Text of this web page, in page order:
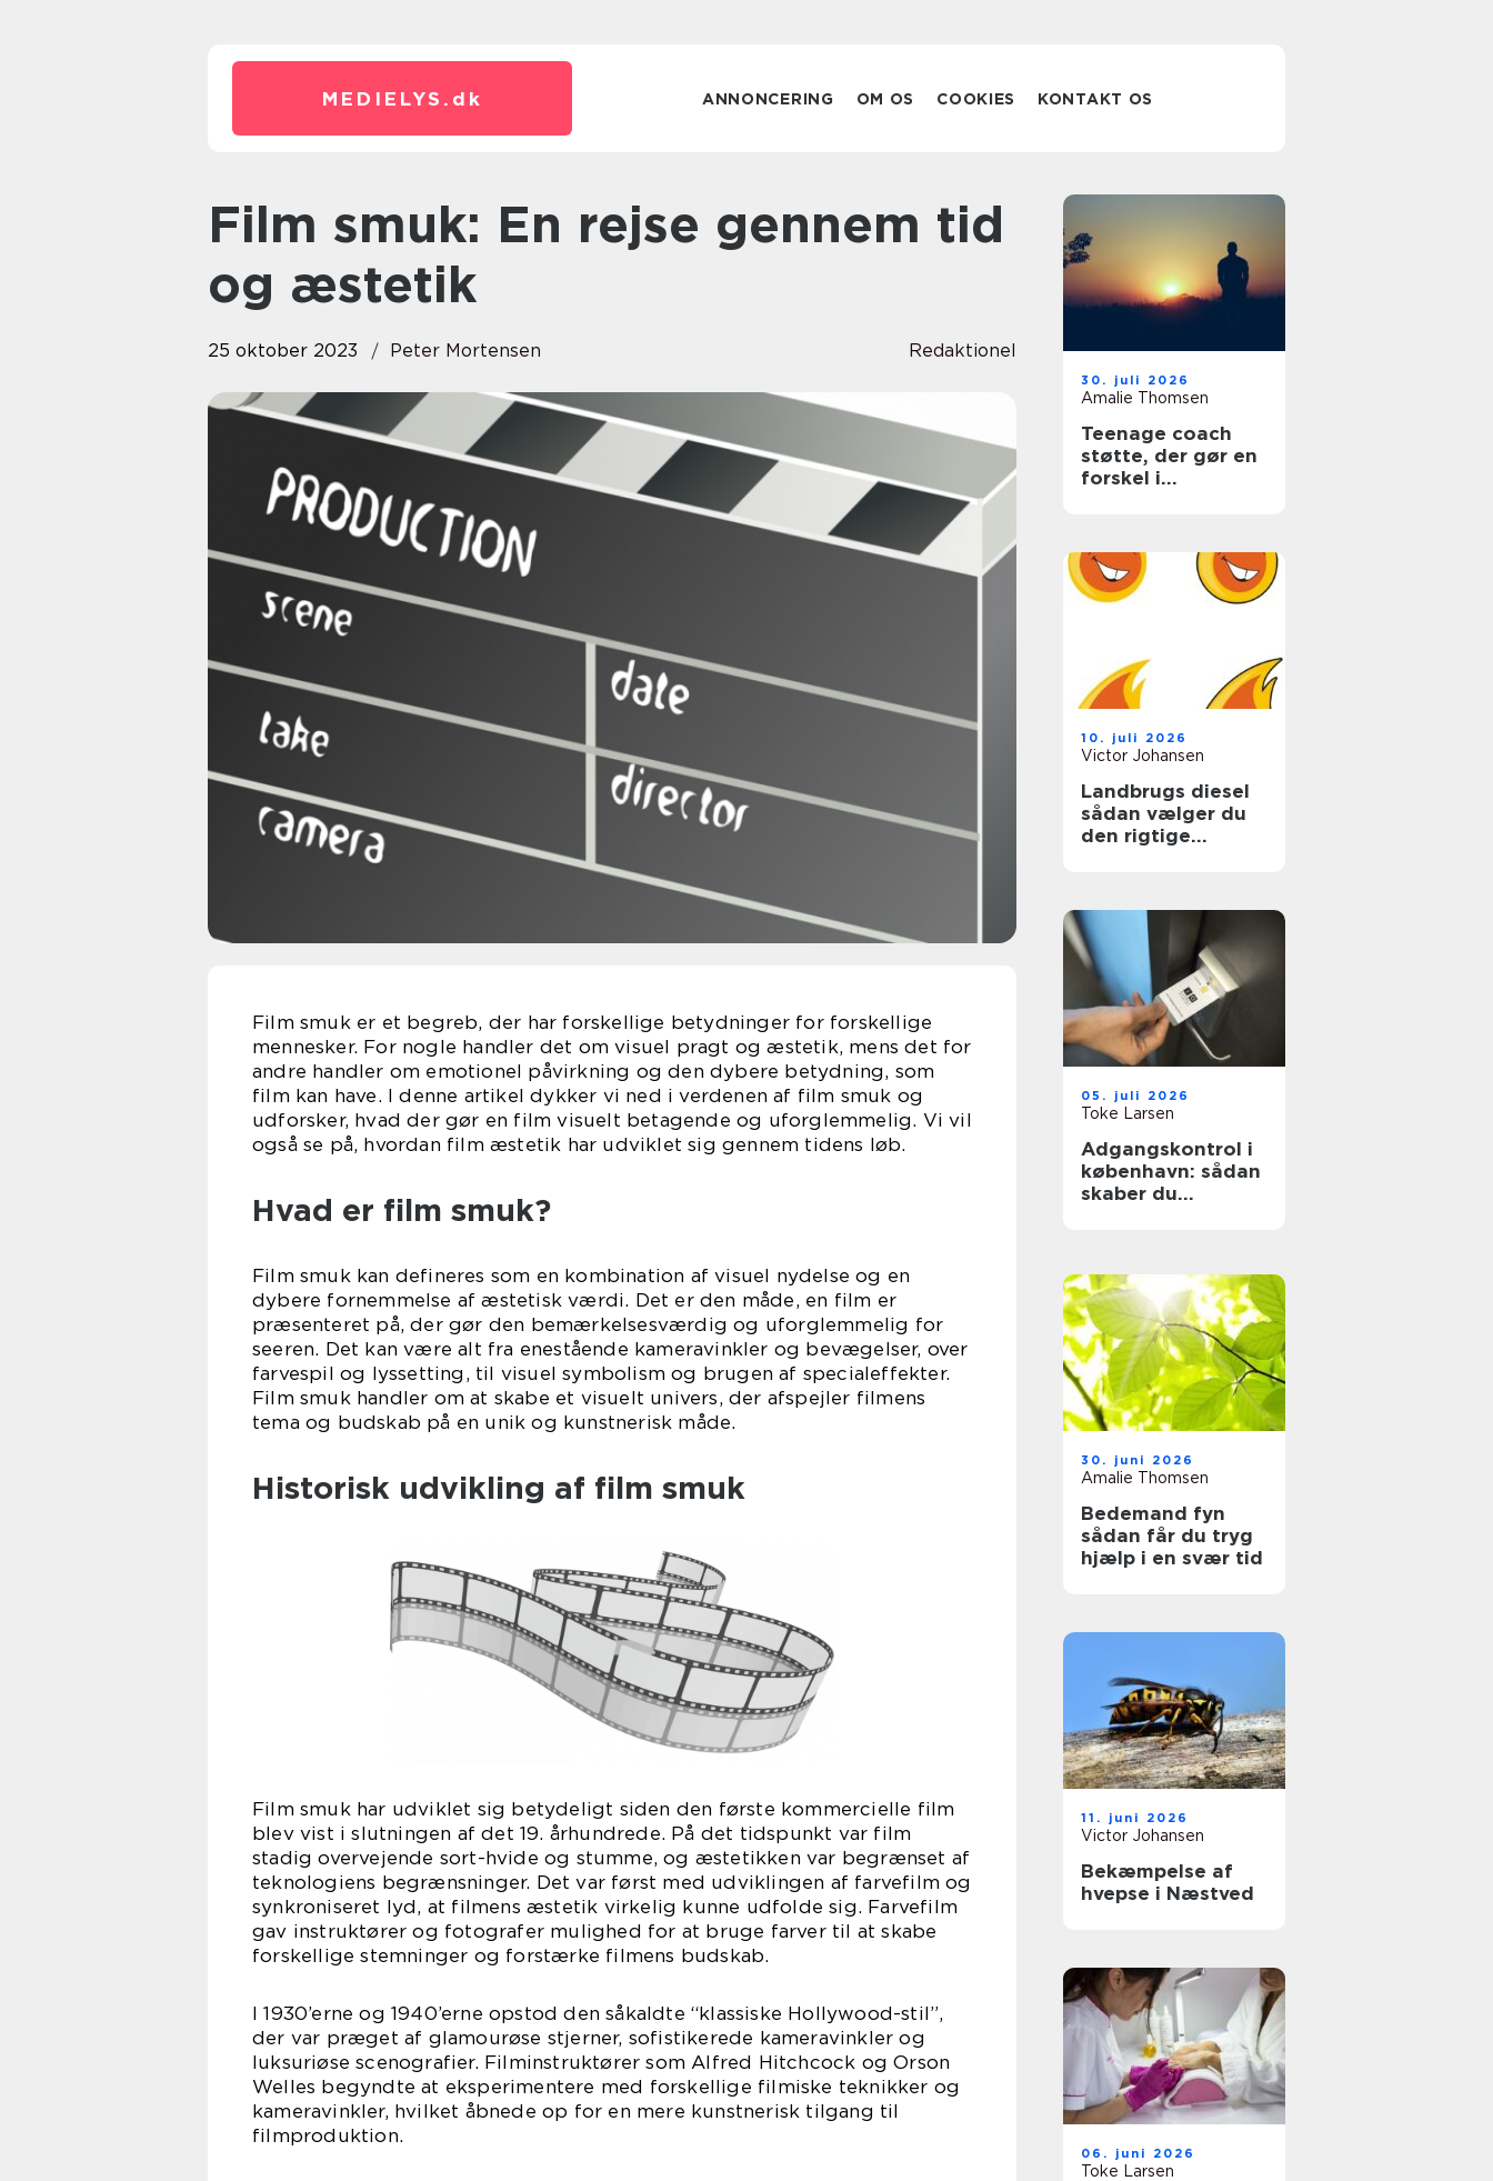
MEDIELYS. dk ANNONCERING OM OS COOKIES KONTAKT OS
Film smuk: En rejse gennem tid
og æstetik
25 oktober 2023 Peter Mortensen Redaktionel
Film smuk er et begreb, der har forskellige betydninger for forskellige
mennesker. For nogle handler det om visuel pragt og æstetik, mens det for
andre handler om emotionel påvirkning og den dybere betydning, som
film kan have. I denne artikel dykker vi ned i verdenen af film smuk og
udforsker, hvad der gør en film visuelt betagende og uforglemmelig. Vi vil
også se på, hvordan film æstetik har udviklet sig gennem tidens løb.
Hvad er film smuk?
Film smuk kan defineres som en kombination af visuel nydelse og en
dybere fornemmelse af æstetisk værdi. Det er den måde, en film er
præsenteret på, der gør den bemærkelsesværdig og uforglemmelig for
seeren. Det kan være alt fra enestående kameravinkler og bevægelser, over
farvespil og lyssetting, til visuel symbolism og brugen af specialeffekter.
Film smuk handler om at skabe et visuelt univers, der afspejler filmens
tema og budskab på en unik og kunstnerisk måde.
Historisk udvikling af film smuk
Film smuk har udviklet sig betydeligt siden den første kommercielle film
blev vist i slutningen af det 19. århundrede. På det tidspunkt var film
stadig overvejende sort-hvide og stumme, og æstetikken var begrænset af
teknologiens begrænsninger. Det var først med udviklingen af farvefilm og
synkroniseret lyd, at filmens æstetik virkelig kunne udfolde sig. Farvefilm
gav instruktører og fotografer mulighed for at bruge farver til at skabe
forskellige stemninger og forstærke filmens budskab.
I 1930’erne og 1940’erne opstod den såkaldte “klassiske Hollywood-stil”,
der var præget af glamourøse stjerner, sofistikerede kameravinkler og
luksuriøse scenografier. Filminstruktører som Alfred Hitchcock og Orson
Welles begyndte at eksperimentere med forskellige filmiske teknikker og
kameravinkler, hvilket åbnede op for en mere kunstnerisk tilgang til
filmproduktion.
30. juli 2026
Amalie Thomsen
Teenage coach
støtte, der gør en
forskel i
10. juli 2026
Victor Johansen
Landbrugs diesel
sådan vælger du
den rigtige
05. juli 2026
Toke Larsen
Adgangskontrol i
københavn: sådan
skaber du
30. juni 2026
Amalie Thomsen
Bedemand fyn
sådan får du tryg
hjælp i en svær tid
11. juni 2026
Victor Johansen
Bekæmpelse af
hvepse i Næstved
06. juni 2026
Toke Larsen